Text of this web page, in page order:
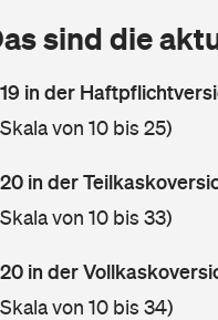
sind die
19 in der
Skala von 10 bis 25)
20 in der
Skala von 10 bis 33)
20 in der
Skala von 10 bis 34)